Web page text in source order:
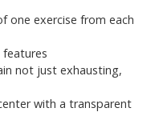
one exercise from each
features
not just exhausting,
with a transparent